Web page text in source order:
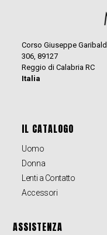
Corso Giuseppe
306, 89127
Reggio di Calabria RC
Italia
IL CATALOGO
Uomo
Donna
Lenti a Contatto
Accessori
ASSISTENZA